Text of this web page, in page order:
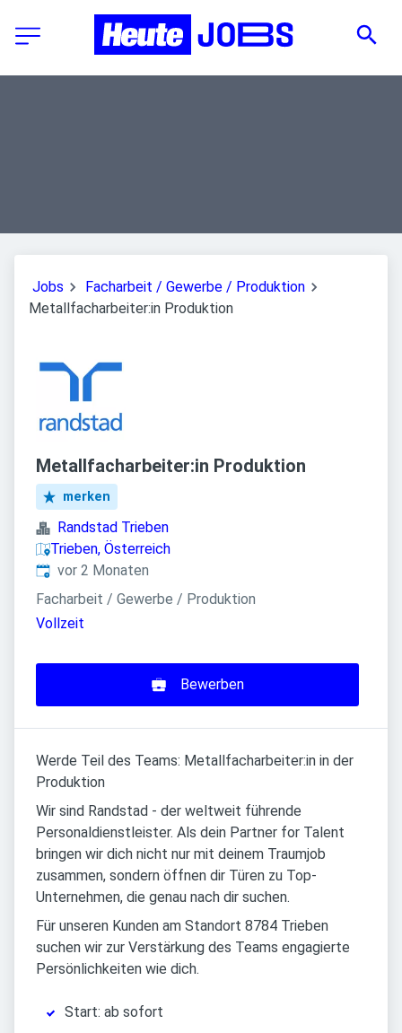
Jobs
Facharbeit / Gewerbe / Produktion
Metallfacharbeiter:in Produktion
Metallfacharbeiter:in Produktion
merken
Randstad Trieben
Trieben, Österreich
Veröffentlicht:
vor 2 Monaten
Facharbeit / Gewerbe / Produktion
Vollzeit
Bewerben
Werde Teil des Teams: Metallfacharbeiter:in in der
Produktion
Wir sind Randstad - der weltweit führende
Personaldienstleister. Als dein Partner for Talent
bringen wir dich nicht nur mit deinem Traumjob
zusammen, sondern öffnen dir Türen zu Top-
Unternehmen, die genau nach dir suchen.
Für unseren Kunden am Standort 8784 Trieben
suchen wir zur Verstärkung des Teams engagierte
Persönlichkeiten wie dich.
Start: ab sofort